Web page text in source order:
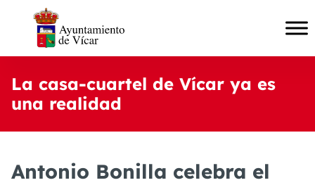
La casa-cuartel de Vícar ya es
una realidad
Antonio Bonilla celebra el